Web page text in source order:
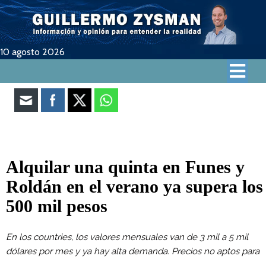
10 agosto 2026
Alquilar una quinta en Funes y
Roldán en el verano ya supera los
500 mil pesos
En los countries, los valores mensuales van de 3 mil a 5 mil
dólares por mes y ya hay alta demanda. Precios no aptos para